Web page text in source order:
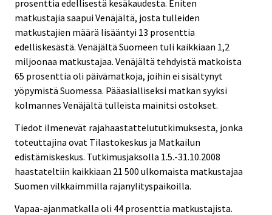
prosenttia edellisestä kesäkaudesta. Eniten
matkustajia saapui Venäjältä, josta tulleiden
matkustajien määrä lisääntyi 13 prosenttia
edelliskesästä. Venäjältä Suomeen tuli kaikkiaan 1,2
miljoonaa matkustajaa. Venäjältä tehdyistä matkoista
65 prosenttia oli päivämatkoja, joihin ei sisältynyt
yöpymistä Suomessa. Pääasialliseksi matkan syyksi
kolmannes Venäjältä tulleista mainitsi ostokset.
Tiedot ilmenevät rajahaastattelututkimuksesta, jonka
toteuttajina ovat Tilastokeskus ja Matkailun
edistämiskeskus. Tutkimusjaksolla 1.5.-31.10.2008
haastateltiin kaikkiaan 21 500 ulkomaista matkustajaa
Suomen vilkkaimmilla rajanylityspaikoilla.
Vapaa-ajanmatkalla oli 44 prosenttia matkustajista.